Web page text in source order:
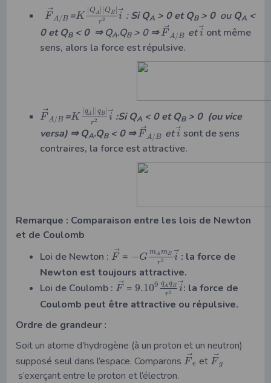
F A/B =K
QA |QB
r2 i⃗ :Si QA> 0 et QB> 0ou QA<
0 et QB< 0⇒ QA.QB> 0 ⇒F A/B eti ont même
sens, alors la force est répulsive.
F A/B =K
qA qB
r2 i :Si QA< 0 et QB> 0 (ou vice
versa) ⇒ QA.QB< 0 ⇒F A/B eti sont de sens
contraires, la force est attractive.
Remarque : Comparaison entre les lois de Newton
et de Coulomb
Loi de Newton : F = −G mA mB
r2 i⃗: la force de
Newton est toujours attractive.
Loi de Coulomb : F = 9.109 qA qB
r2 i⃗: la force de
Coulomb peut être attractive ou répulsive.
Ordre de grandeur :
Soit un atome d’hydrogène (à un proton et un neutron)
supposé seul dans l’espace. Comparons F e et F g
s’exerçant entre le proton et l’électron.